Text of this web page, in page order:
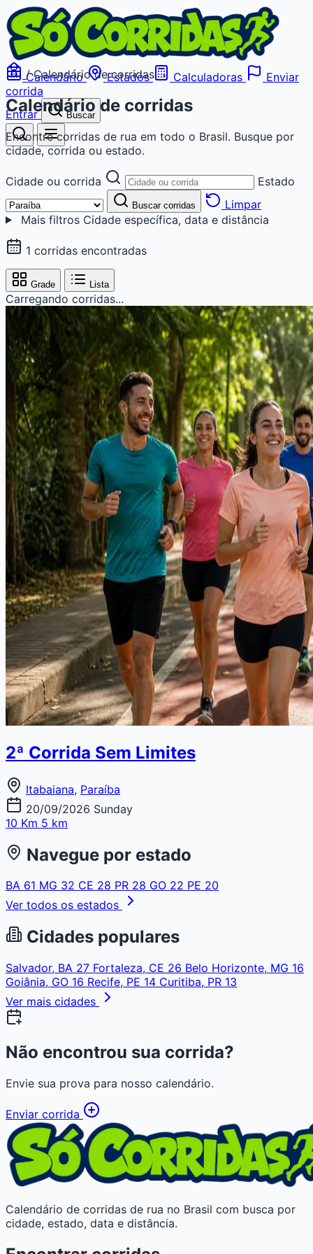
Calendário Estados Calculadoras
Enviar
corrida
Entrar
Buscar
/ Calendário de corridas
Calendário de corridas
Encontre corridas de rua em todo o Brasil. Busque por
cidade, corrida ou estado.
Cidade ou corrida Estado
Buscar corridas
Limpar
Mais filtros Cidade específica, data e distância
1 corridas encontradas
Grade Lista
Carregando corridas...
2ª Corrida Sem Limites
Itabaiana, Paraíba
20/09/2026 Sunday
10 Km 5 km
Navegue por estado
BA 61 MG 32 CE 28 PR 28 GO 22 PE 20
Ver todos os estados
Cidades populares
Salvador, BA 27 Fortaleza, CE 26 Belo Horizonte, MG 16
Goiânia, GO 16 Recife, PE 14 Curitiba, PR 13
Ver mais cidades
Não encontrou sua corrida?
Envie sua prova para nosso calendário.
Enviar corrida
Calendário de corridas de rua no Brasil com busca por
cidade, estado, data e distância.